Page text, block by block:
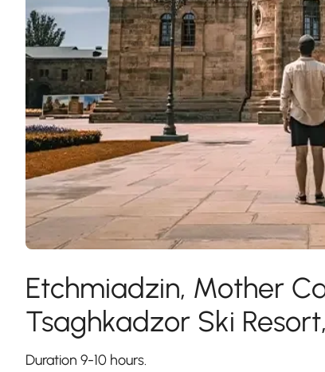
Etchmiadzin, Mother
Tsaghkadzor Ski
Duration 9-10 hours.